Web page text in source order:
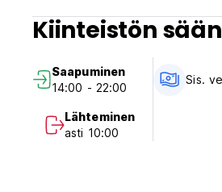
Aamiainen sisältyy hintaan klo
Ei lemmikkieläimiä
Hostellissa ei saa tupakoida
Hiljaisuutta pyydetään klo 23.00
Ilmoita etukäteen
Kiinteistön
Saapuminen
14:00 - 22:00
Lähteminen
asti 10:00
Sis.